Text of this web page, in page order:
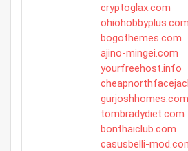
cryptoglax.com
ohiohobbyplus.com
bogothemes.com
ajino-mingei.com
yourfreehost.info
gurjoshhomes.com
tombradydiet.com
bonthaiclub.com
casusbelli-